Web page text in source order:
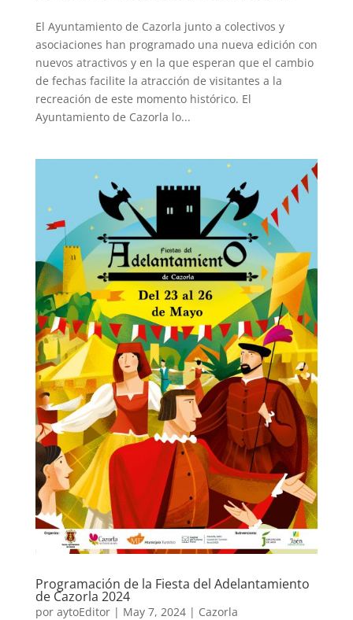
El Ayuntamiento de Cazorla junto a colectivos y
asociaciones han programado una nueva edición con
nuevos atractivos y en la que esperan que el cambio
de fechas facilite la atracción de visitantes a la
recreación de este momento histórico. El
Ayuntamiento de Cazorla lo...
Programación de la Fiesta del Adelantamiento
de Cazorla 2024
por aytoEditor| May 7, 2024| Cazorla